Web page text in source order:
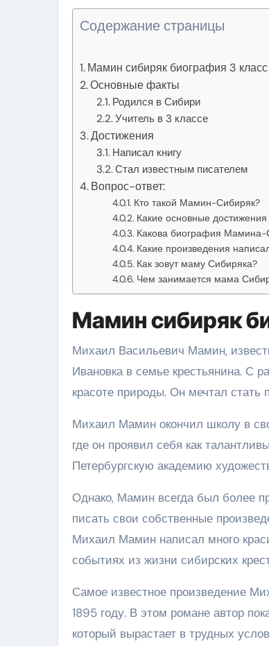
Содержание страницы
Мамин сибиряк биография 3 класс
Основные факты
Родился в Сибири
Учитель в 3 классе
Достижения
Написал книгу
Стал известным писателем
Вопрос-ответ:
Кто такой Мамин-Сибиряк?
Какие основные
Какова биография Мамина-
Какие произведения
Как зовут маму Сибиряка?
Чем занимается мама
Мамин сибиряк
Михаил Васильевич Мамин,
Ивановка в семье крестьянина. С
красоте природы. Он мечтал стать
Михаил Мамин окончил школу в
где он проявил себя как
Петербургскую академию
Однако, Мамин всегда был более
писать свои собственные
Михаил Мамин написал много
событиях из жизни сибирских
Самое известное произведение
1895 году. В этом романе автор
который вырастает в трудных